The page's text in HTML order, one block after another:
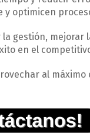
optimicen
gestión, mejorar
en el
al